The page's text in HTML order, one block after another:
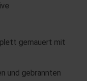
gemauert mit
und gebrannten